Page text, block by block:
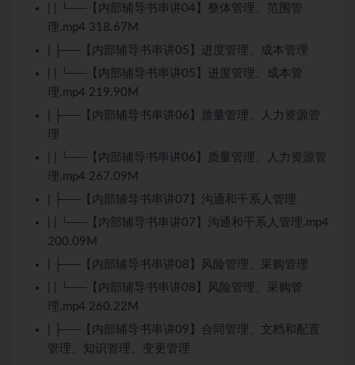
| | └──【内部辅导书串讲04】整体管理、范围管
理.mp4 318.67M
| ├──【内部辅导书串讲05】进度管理、成本管理
| | └──【内部辅导书串讲05】进度管理、成本管
理.mp4 219.90M
| ├──【内部辅导书串讲06】质量管理、人力资源管
理
| | └──【内部辅导书串讲06】质量管理、人力资源管
理.mp4 267.09M
| ├──【内部辅导书串讲07】沟通和干系人管理
| | └──【内部辅导书串讲07】沟通和干系人管理.mp4
200.09M
| ├──【内部辅导书串讲08】风险管理、采购管理
| | └──【内部辅导书串讲08】风险管理、采购管
理.mp4 260.22M
| ├──【内部辅导书串讲09】合同管理、文档和配置
管理、知识管理、变更管理